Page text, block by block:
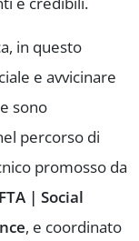
in questo
e avvicinare
sono
percorso di
promosso da
| Social
, e coordinato